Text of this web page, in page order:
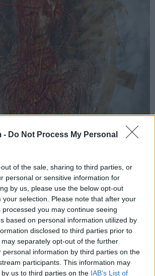
- Do Not Process My Personal
of the sale, sharing to third parties, or
personal or sensitive information for
by us, please use the below opt-out
your selection. Please note that after your
you may continue seeing
based on personal information utilized by
disclosed to third parties prior to
separately opt-out of the further
personal information by third parties on the
participants. This information may
us to third parties on the IAB’s List of
Foto: archiv pořadatelů výstavy